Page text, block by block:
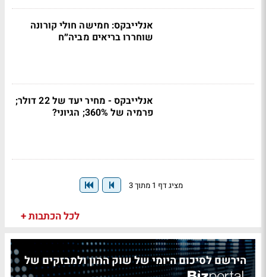
אנלייבקס: חמישה חולי קורונה
שוחררו בריאים מביה״ח
אנלייבקס - מחיר יעד של 22 דולר;
פרמיה של 360%; הגיוני?
מציג דף 1 מתוך 3
לכל הכתבות +
הירשם לסיכום היומי של שוק ההון ולמבזקים של